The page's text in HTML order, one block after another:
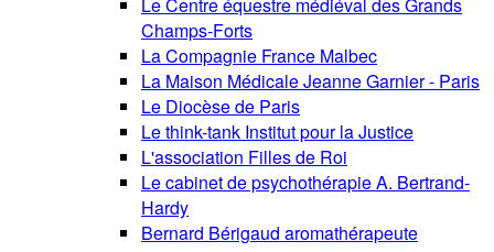
Le Centre équestre médiéval des Grands
Champs-Forts
La Compagnie France Malbec
La Maison Médicale Jeanne Garnier - Paris
Le Diocèse de Paris
Le think-tank Institut pour la Justice
L'association Filles de Roi
Le cabinet de psychothérapie A. Bertrand-
Hardy
Bernard Bérigaud aromathérapeute